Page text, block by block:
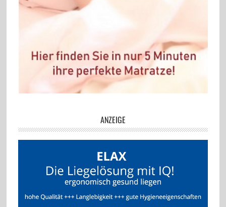
ANZEIGE